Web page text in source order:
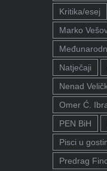
Kritika/esej
Marko
Natječaji
Nenad
Omer Ć.
PEN BiH
Pisci u
Predrag